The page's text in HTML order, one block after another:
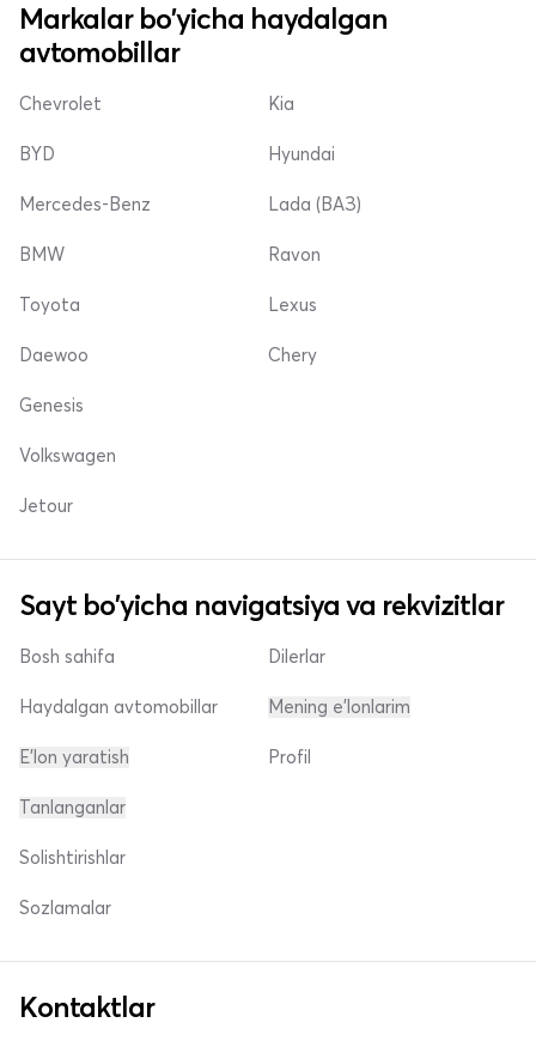
Markalar bo'yicha haydalgan
avtomobillar
Chevrolet
BYD
Mercedes-Benz
Kia
Hyundai
Lada (ВАЗ)
BMW
Toyota
Daewoo
Ravon
Lexus
Chery
Genesis
Volkswagen
Jetour
Sayt bo'yicha navigatsiya va rekvizitlar
Bosh sahifa
Haydalgan avtomobillar
E'lon yaratish
Dilerlar
Mening e'lonlarim
Profil
Tanlanganlar
Solishtirishlar
Sozlamalar
Kontaktlar